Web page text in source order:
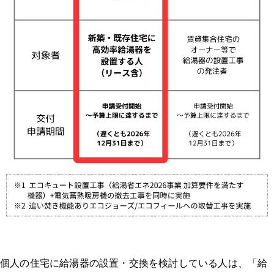
個人の住宅に給湯器の設置・交換を検討している人は、「給